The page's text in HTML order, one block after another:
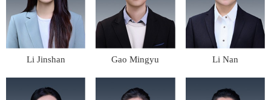
Li Jinshan Gao Mingyu Li Nan